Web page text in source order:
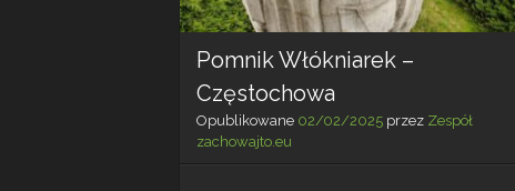
Pomnik Włókniarek –
Częstochowa
Opublikowane 02/02/2025 przez Zespół
zachowajto.eu